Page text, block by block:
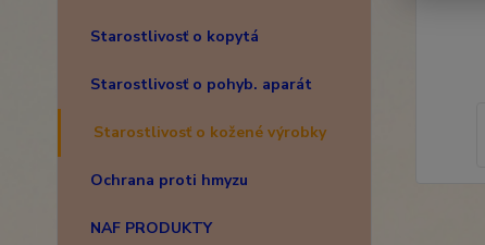
Starostlivosť o kopytá
Starostlivosť o pohyb. aparát
Starostlivosť o kožené výrobky
Ochrana proti hmyzu
NAF PRODUKTY